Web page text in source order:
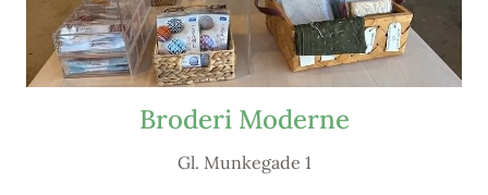
Broderi Moderne
Gl. Munkegade 1